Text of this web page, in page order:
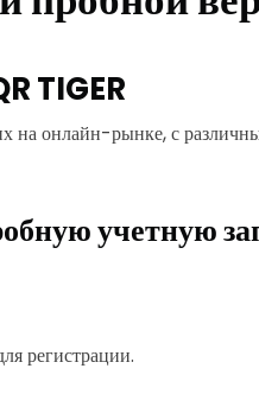
TIGER
на онлайн-рынке, с
учетную
регистрации.